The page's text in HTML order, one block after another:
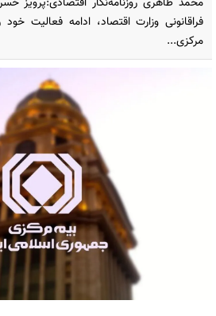
فراقانونی وزارت اقتصاد، ادامه فعالیت
مرکزی...